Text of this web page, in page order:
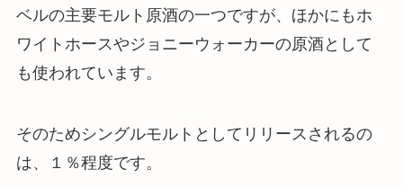
ベルの主要モルト原酒の一つですが、ほかにもホ
ワイトホースやジョニーウォーカーの原酒として
も使われています。
そのためシングルモルトとしてリリースされるの
は、１％程度です。